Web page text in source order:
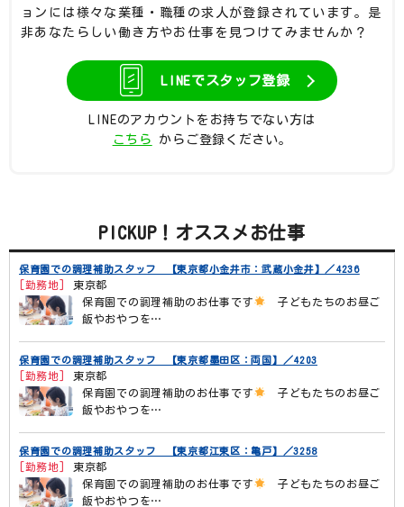
ョンには様々な業種・職種の求人が登録されています。是
非あなたらしい働き方やお仕事を見つけてみませんか？
LINEでスタッフ登録
LINEのアカウントをお持ちでない方は
こちら
からご登録ください。
PICKUP！オススメお仕事
保育園での調理補助スタッフ 【東京都小金井市：武蔵小金井】／4236
[勤務地]
東京都
保育園での調理補助のお仕事です
子どもたちのお昼ご
飯やおやつを…
保育園での調理補助スタッフ 【東京都墨田区：両国】／4203
[勤務地]
東京都
保育園での調理補助のお仕事です
子どもたちのお昼ご
飯やおやつを…
保育園での調理補助スタッフ 【東京都江東区：亀戸】／3258
[勤務地]
東京都
保育園での調理補助のお仕事です
子どもたちのお昼ご
飯やおやつを…